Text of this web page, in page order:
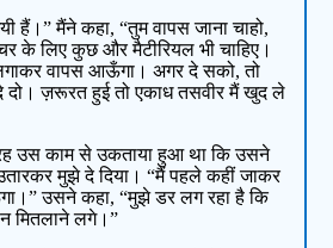
हैं।” मैंने कहा, “तुम वापस जाना चाहो,
के लिए कुछ और मैटीरियल भी चाहिए।
वापस आऊँगा। अगर दे सको, तो
दो। ज़रूरत हुई तो एकाध तसवीर मैं खुद ले
उस काम से उकताया हुआ था कि उसने
मुझे दे दिया। “मैं पहले कहीं जाकर
उसने कहा, “मुझे डर लग रहा है कि
न मितलाने लगे।”